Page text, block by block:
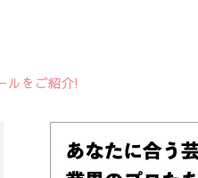
ルをご紹介!